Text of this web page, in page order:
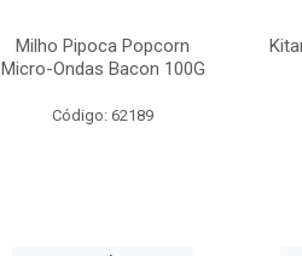
Milho Pipoca Popcorn
Micro-Ondas Bacon 100G
Código: 62189